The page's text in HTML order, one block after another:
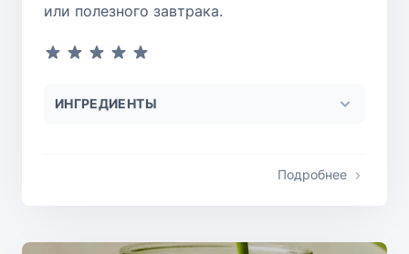
или полезного завтрака.
ИНГРЕДИЕНТЫ
Подробнее